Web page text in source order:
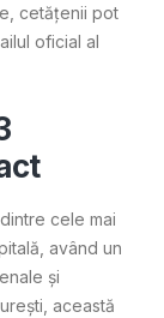
cetățenii pot
oficial al
cele mai
având un
și
această